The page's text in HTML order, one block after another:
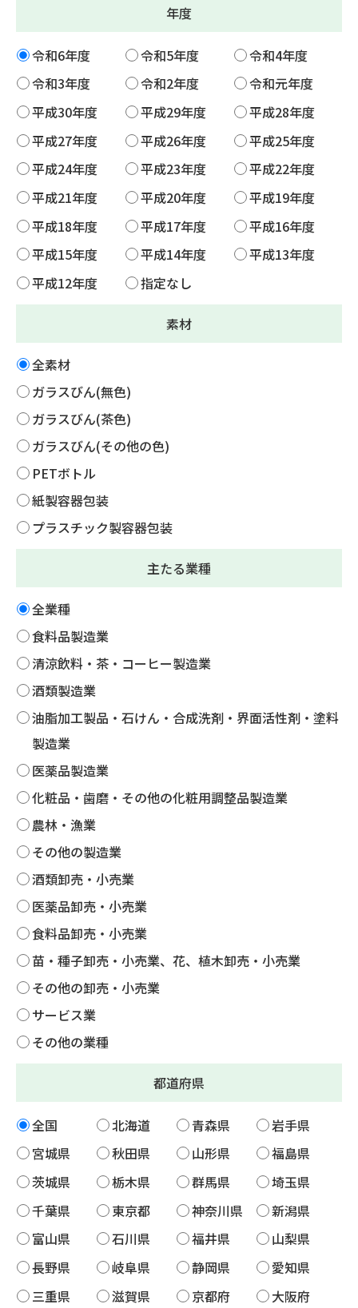
年度
令和6年度 令和5年度
令和4年度
令和3年度
令和2年度
令和元年度
平成30年度
平成29年度
平成28年度
平成27年度
平成26年度
平成25年度
平成24年度
平成23年度
平成22年度
平成21年度
平成20年度
平成19年度
平成18年度
平成17年度
平成16年度
平成15年度
平成14年度
平成13年度
平成12年度
指定なし
素材
全素材
ガラスびん(無色)
ガラスびん(茶色)
ガラスびん(その他の色)
PETボトル
紙製容器包装
プラスチック製容器包装
主たる業種
全業種
食料品製造業
清涼飲料・茶・コーヒー製造業
酒類製造業
油脂加工製品・石けん・合成洗剤・界面活性剤・塗料
製造業
医薬品製造業
化粧品・歯磨・その他の化粧用調整品製造業
農林・漁業
その他の製造業
酒類卸売・小売業
医薬品卸売・小売業
食料品卸売・小売業
苗・種子卸売・小売業、花、植木卸売・小売業
その他の卸売・小売業
サービス業
その他の業種
都道府県
全国 北海道 青森県
岩手県
宮城県
秋田県 山形県
福島県
茨城県
栃木県 群馬県
埼玉県
千葉県
東京都 神奈川県
新潟県
富山県
石川県 福井県
山梨県
長野県
岐阜県 静岡県
愛知県
三重県
滋賀県 京都府
大阪府